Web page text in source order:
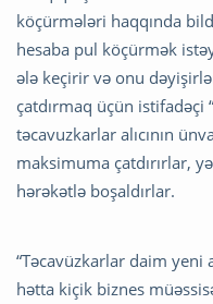
köçürmələri haqqında
hesaba pul köçürmək
ələ keçirir və onu
çatdırmaq üçün istifadəçi
təcavuzkarlar alıcının
maksimuma çatdırırlar,
hərəkətlə boşaldırlar.
“Təcavüzkarlar daim yeni
hətta kiçik biznes